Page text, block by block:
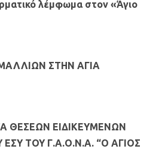
λέμφωμα στον «Άγιο
ΣΤΗΝ ΑΓΙΑ
ΘΕΣΕΩΝ ΕΙΔΙΚΕΥΜΕΝΩΝ
ΤΟΥ Γ.Α.Ο.Ν.Α. “Ο ΑΓΙΟΣ